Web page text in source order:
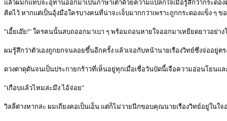
แล้วผมก็แทบจะอุทานออกมาเป็นภาษาเต่าด้วยความแปลกใจเมื่อรู้สึกว่ากระดอ
คิดไว้ หากแต่เป็นอุ้งมือใครบางคนที่น่าจะเจ็บมากกว่าเพราะถูกกระดองแข็ง ๆ ข
"เอี้ยเอ๊ย!" ใครคนนั้นสบถออกมาเบา ๆ พร้อมถอนหายใจออกมาเหยียดยาวอย่าง
ผมรู้สึกว่าตัวเองถูกยกจนลอยขึ้นอีกครั้ง แล้วเจอกับหน้านายเรืองวิทย์ซึ่งจ่ออยู่ตร
ดวงตาดุดันจนเป็นประกายกร้าวที่เห็นอยู่ทุกเมื่อเชื่อวันบัดนี้เจือความอ่อนโยนแ
"เกือบแล้วไหมล่ะมึง ไอ้จ่อย"
วิลลี่ต่างหากล่ะ ผมเถียงคอเป็นเอ็น แต่ก็ไม่วายนึกขอบคุณนายเรืองวิทย์อยู่ในใ